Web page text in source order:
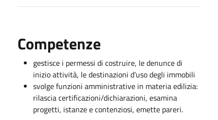
Competenze
gestisce i permessi di costruire, le denunce di
inizio attività, le destinazioni d'uso degli immobili
svolge funzioni amministrative in materia edilizia:
rilascia certificazioni/dichiarazioni, esamina
progetti, istanze e contenziosi, emette pareri.